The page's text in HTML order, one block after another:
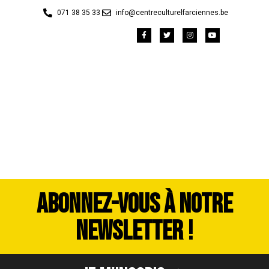
071 38 35 33 info@centreculturelfarciennes.be
ABONNEZ-VOUS À NOTRE
NEWSLETTER !